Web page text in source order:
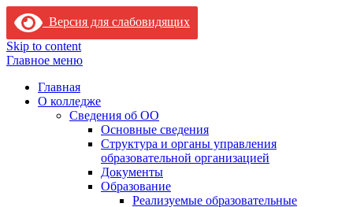
Версия для слабовидящих
Skip to content
Главное меню
Главная
О колледже
Сведения об ОО
Основные сведения
Структура и органы управления
образовательной организацией
Документы
Образование
Реализуемые образовательные